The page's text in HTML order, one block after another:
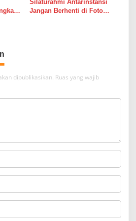
Silaturahmi Antarinstansi
Jangan Berhenti di Foto
dipublikasikan. Ruas yang wajib